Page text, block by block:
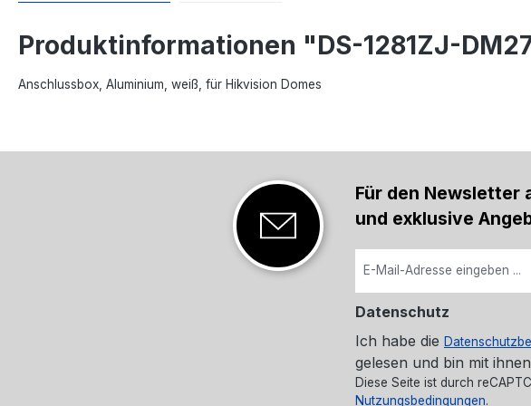
Produktinformationen "DS-1281ZJ-
Anschlussbox, Aluminium, weiß, für Hikvision Domes
Für den Newsletter
und exklusive
Datenschutz
Ich habe die
gelesen und bin mit
Diese Seite ist durch
Nutzungsbedingungen.